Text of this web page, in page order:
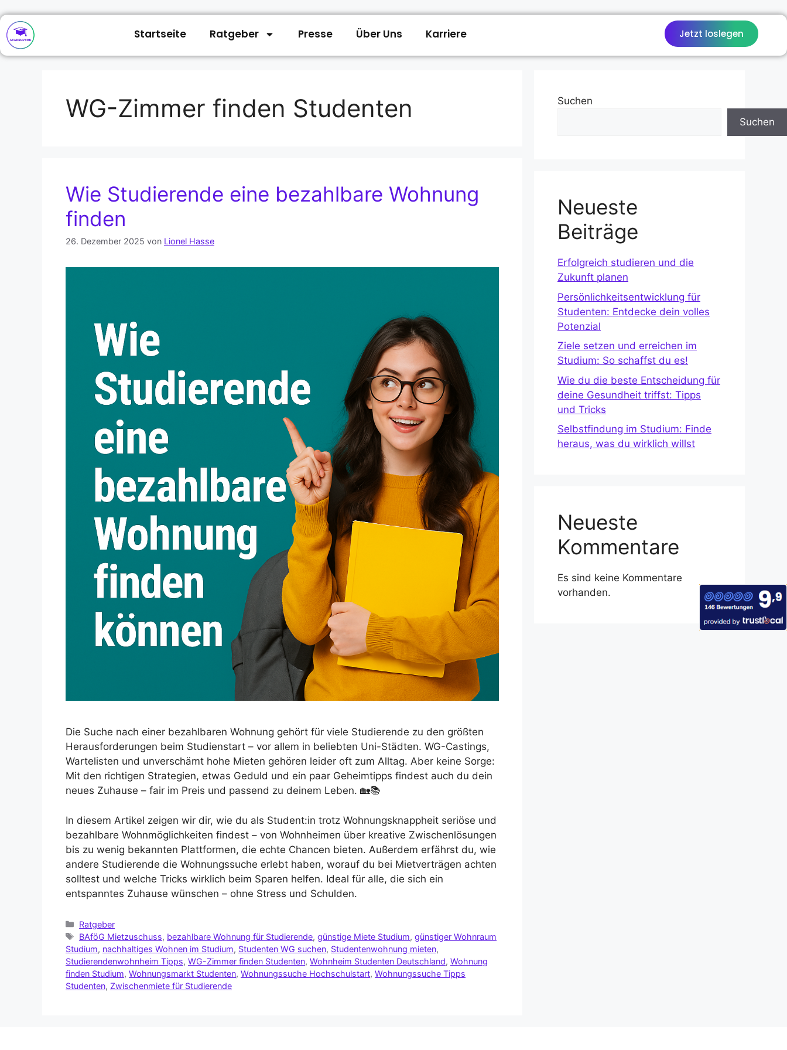
Startseite Ratgeber Presse Über Uns Karriere Jetzt loslegen
WG-Zimmer finden Studenten
Wie Studierende eine bezahlbare Wohnung
finden
26. Dezember 2025 von Lionel Hasse
Die Suche nach einer bezahlbaren Wohnung gehört für viele Studierende zu den größten
Herausforderungen beim Studienstart – vor allem in beliebten Uni-Städten. WG-Castings,
Wartelisten und unverschämt hohe Mieten gehören leider oft zum Alltag. Aber keine Sorge:
Mit den richtigen Strategien, etwas Geduld und ein paar Geheimtipps findest auch du dein
neues Zuhause – fair im Preis und passend zu deinem Leben. 🏡📚
In diesem Artikel zeigen wir dir, wie du als Student:in trotz Wohnungsknappheit seriöse und
bezahlbare Wohnmöglichkeiten findest – von Wohnheimen über kreative Zwischenlösungen
bis zu wenig bekannten Plattformen, die echte Chancen bieten. Außerdem erfährst du, wie
andere Studierende die Wohnungssuche erlebt haben, worauf du bei Mietverträgen achten
solltest und welche Tricks wirklich beim Sparen helfen. Ideal für alle, die sich ein
entspanntes Zuhause wünschen – ohne Stress und Schulden.
Ratgeber
BAföG Mietzuschuss, bezahlbare Wohnung für Studierende,günstige Miete Studium,günstiger Wohnraum
Studium, nachhaltiges Wohnen im Studium, Studenten WG suchen, Studentenwohnung mieten,
Studierendenwohnheim Tipps, WG-Zimmer finden Studenten, Wohnheim Studenten Deutschland, Wohnung
finden Studium, Wohnungsmarkt Studenten, Wohnungssuche Hochschulstart, Wohnungssuche Tipps
Studenten, Zwischenmiete für Studierende
Suchen
Suchen
Neueste
Beiträge
Erfolgreich studieren und die
Zukunft planen
Persönlichkeitsentwicklung für
Studenten: Entdecke dein volles
Potenzial
Ziele setzen und erreichen im
Studium: So schaffst du es!
Wie du die beste Entscheidung für
deine Gesundheit triffst: Tipps
und Tricks
Selbstfindung im Studium: Finde
heraus, was du wirklich willst
Neueste
Kommentare
Es sind keine Kommentare
vorhanden.